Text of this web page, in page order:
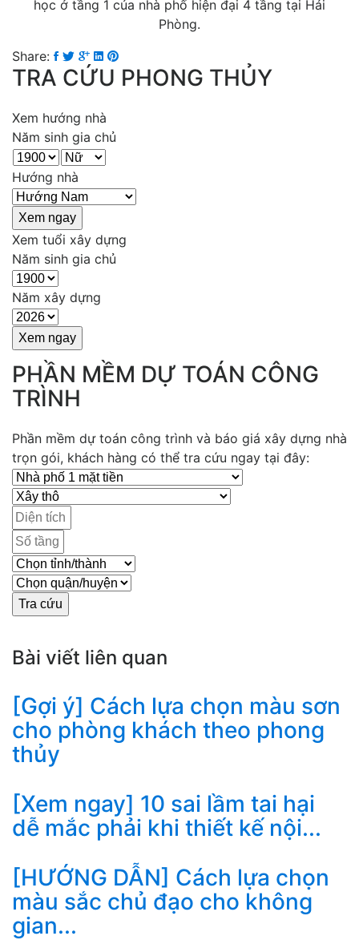
học ở tầng 1 của nhà phố hiện đại 4 tầng tại Hải
Phòng.
Share:
TRA CỨU PHONG THỦY
Xem hướng nhà
Năm sinh gia chủ
Hướng nhà
Xem tuổi xây dựng
Năm sinh gia chủ
Năm xây dựng
PHẦN MỀM DỰ TOÁN CÔNG
TRÌNH
Phần mềm dự toán công trình và báo giá xây dựng nhà
trọn gói, khách hàng có thể tra cứu ngay tại đây:
Bài viết liên quan
[Gợi ý] Cách lựa chọn màu sơn
cho phòng khách theo phong
thủy
[Xem ngay] 10 sai lầm tai hại
dễ mắc phải khi thiết kế nội...
[HƯỚNG DẪN] Cách lựa chọn
màu sắc chủ đạo cho không
gian...